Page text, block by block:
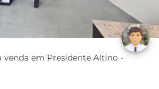
em Presidente Altino -